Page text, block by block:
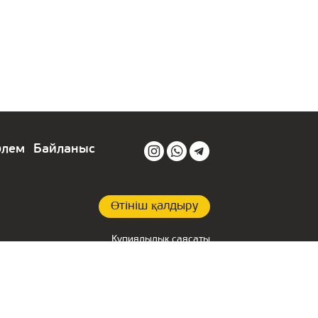
Байланыс
Өтініш қалдыру
Құпиялылық саясаты